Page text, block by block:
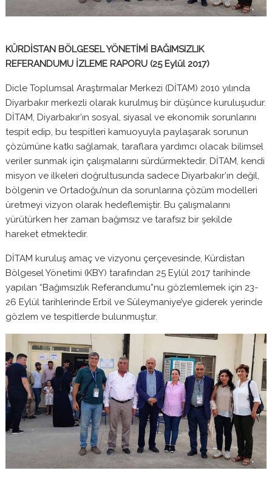
KÜRDİSTAN BÖLGESEL YÖNETİMİ BAĞIMSIZLIK
REFERANDUMU İZLEME RAPORU (25 Eylül 2017)
Dicle Toplumsal Araştırmalar Merkezi (DİTAM) 2010 yılında
Diyarbakır merkezli olarak kurulmuş bir düşünce kuruluşudur.
DİTAM, Diyarbakır’ın sosyal, siyasal ve ekonomik sorunlarını
tespit edip, bu tespitleri kamuoyuyla paylaşarak sorunun
çözümüne katkı sağlamak, taraflara yardımcı olacak bilimsel
veriler sunmak için çalışmalarını sürdürmektedir. DİTAM, kendi
misyon ve ilkeleri doğrultusunda sadece Diyarbakır’ın değil,
bölgenin ve Ortadoğu’nun da sorunlarına çözüm modelleri
üretmeyi vizyon olarak hedeflemiştir. Bu çalışmalarını
yürütürken her zaman bağımsız ve tarafsız bir şekilde
hareket etmektedir.
DİTAM kuruluş amaç ve vizyonu çerçevesinde, Kürdistan
Bölgesel Yönetimi (KBY) tarafından 25 Eylül 2017 tarihinde
yapılan “Bağımsızlık Referandumu”nu gözlemlemek için 23-
26 Eylül tarihlerinde Erbil ve Süleymaniye’ye giderek yerinde
gözlem ve tespitlerde bulunmuştur.